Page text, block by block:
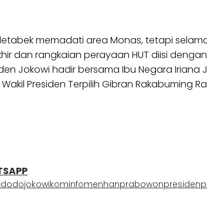
memadati area Monas, tetapi
dan rangkaian perayaan HUT diisi
Jokowi hadir bersama Ibu Negara Iriana
Presiden Terpilih Gibran Rakabuming
jokowikominfomenhanprabowonpresiden